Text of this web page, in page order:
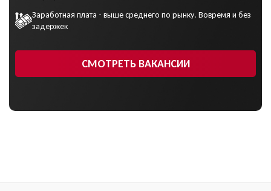
Заработная плата - выше среднего по рынку. Вовремя и без
задержек
СМОТРЕТЬ ВАКАНСИИ